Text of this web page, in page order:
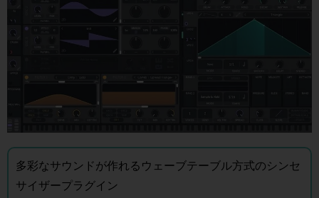
多彩なサウンドが作れるウェーブテーブル方式のシンセ
サイザープラグイン